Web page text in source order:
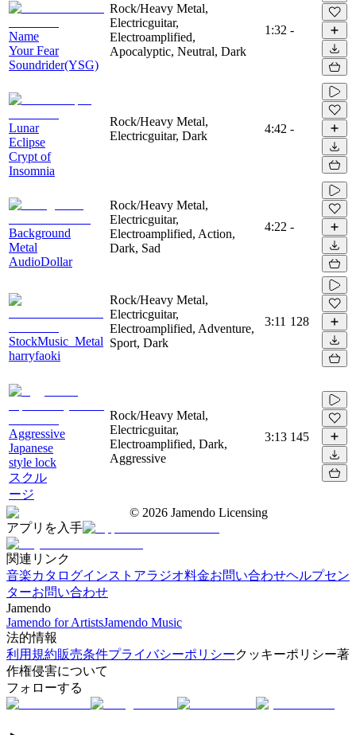
Name
Your Fear
Soundrider(YSG)
Rock/Heavy Metal,
Electricguitar,
Electroamplified,
Apocalyptic, Neutral, Dark
1:32 -
Lunar
Eclipse
Crypt of
Insomnia
Rock/Heavy Metal,
Electricguitar, Dark
4:42 -
Background
Metal
AudioDollar
Rock/Heavy Metal,
Electricguitar,
Electroamplified, Action,
Dark, Sad
4:22 -
StockMusic_Metal
harryfaoki
Rock/Heavy Metal,
Electricguitar,
Electroamplified, Adventure,
Sport, Dark
3:11 128
Aggressive
Japanese
style lock
スクル
ージ
Rock/Heavy Metal,
Electricguitar,
Electroamplified, Dark,
Aggressive
3:13 145
© 2026 Jamendo Licensing
アプリを入手
関連リンク
音楽カタログインストアラジオ料金お問い合わせヘルプセン
ターお問い合わせ
Jamendo
Jamendo for ArtistsJamendo Music
法的情報
利用規約販売条件プライバシーポリシークッキーポリシー著
作権侵害について
フォローする